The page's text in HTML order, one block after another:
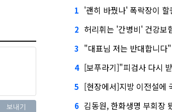
1 '괜히 바꿨나' 폭락장이 할퀸 DC형
2 허리휘는 '간병비' 건강보험 적용
3 "대표님 저는 반대합니다"…회의
4 [보푸라기]"피검사 다시 받아보세요" 한
5 [현장에서]지방 이전설에 국책은행·농
6 김동원, 한화생명 부회장 됐다…